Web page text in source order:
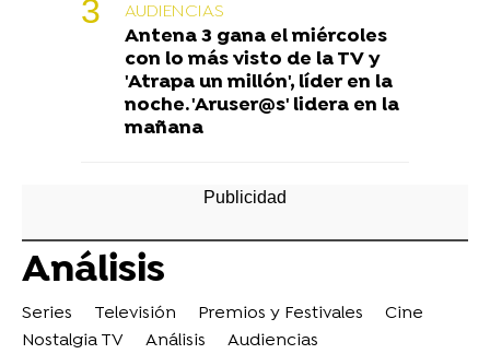
AUDIENCIAS
Antena 3 gana el miércoles
con lo más visto de la TV y
'Atrapa un millón', líder en la
noche. 'Aruser@s' lidera en la
mañana
Análisis
Series Televisión Premios y Festivales
Cine
Nostalgia TV
Análisis Audiencias